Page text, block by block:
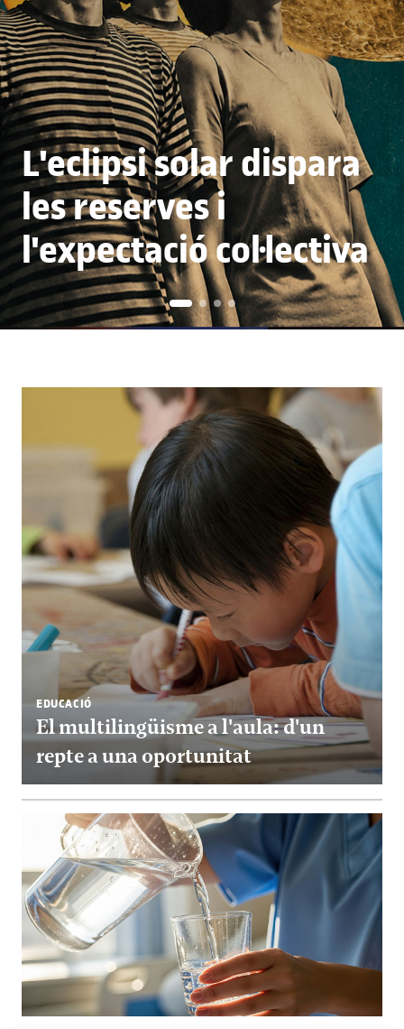
L'eclipsi solar dispara
les reserves i
l'expectació col·lectiva
EDUCACIÓ
El multilingüisme a l'aula: d'un
repte a una oportunitat